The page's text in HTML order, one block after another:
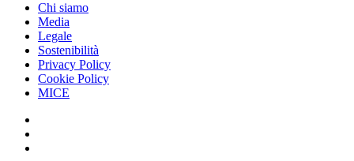
Chi siamo
Media
Legale
Sostenibilità
Privacy Policy
Cookie Policy
MICE